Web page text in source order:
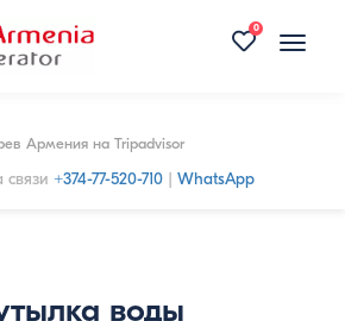
Toggle
0
Армения на Tripadvisor
связи +374-77-520-710| WhatsApp
воды